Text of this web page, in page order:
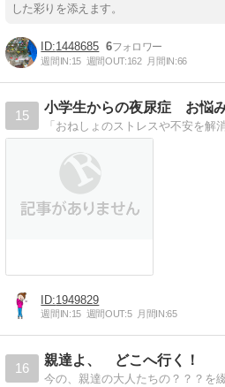
した彩りを添えます。
1448685 6
週間IN:15 週間OUT:162 月間IN:66
15
小学生からの夜尿症 お悩
1949829
週間IN:15 週間OUT:5 月間IN:65
16
親達よ、 どこへ行く！